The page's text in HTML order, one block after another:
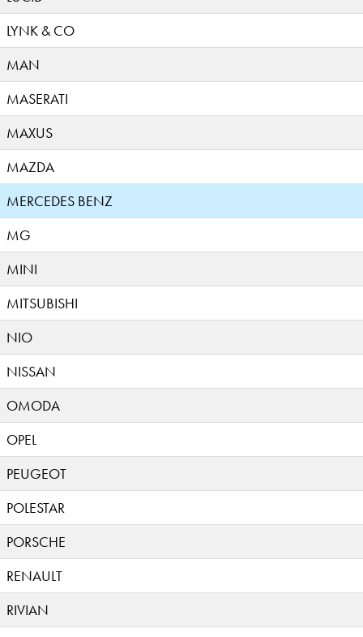
LYNK & CO
MAN
MASERATI
MAXUS
MAZDA
MERCEDES BENZ
MG
MINI
MITSUBISHI
NIO
NISSAN
OMODA
OPEL
PEUGEOT
POLESTAR
PORSCHE
RENAULT
RIVIAN